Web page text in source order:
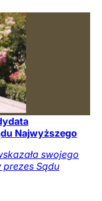
Najwyższego
swojego
prezes Sądu